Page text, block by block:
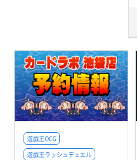
遊戯王OCG
遊戯王ラッシュデュエル